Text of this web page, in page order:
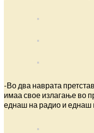
-Во два наврата
имаа свое излагање во
еднаш на радио и еднаш